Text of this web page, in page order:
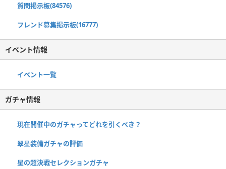
質問掲示板(84576)
フレンド募集掲示板(16777)
イベント情報
イベント一覧
ガチャ情報
現在開催中のガチャってどれを引くべき？
翠星装備ガチャの評価
星の超決戦セレクションガチャ